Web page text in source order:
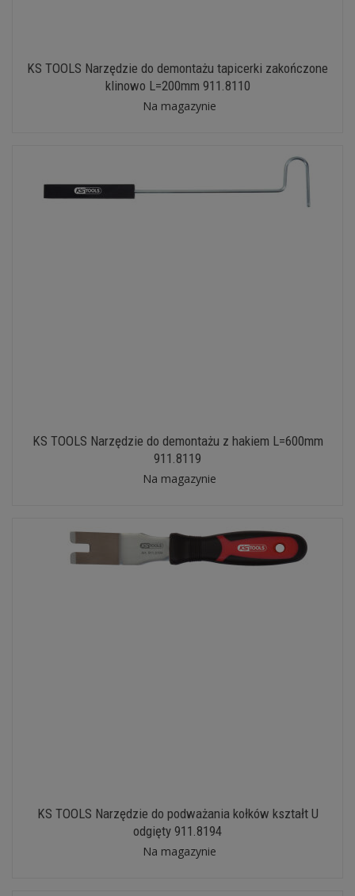
KS TOOLS Narzędzie do demontażu tapicerki zakończone
klinowo L=200mm 911.8110
Na magazynie
KS TOOLS Narzędzie do demontażu z hakiem L=600mm
911.8119
Na magazynie
KS TOOLS Narzędzie do podważania kołków kształt U
odgięty 911.8194
Na magazynie